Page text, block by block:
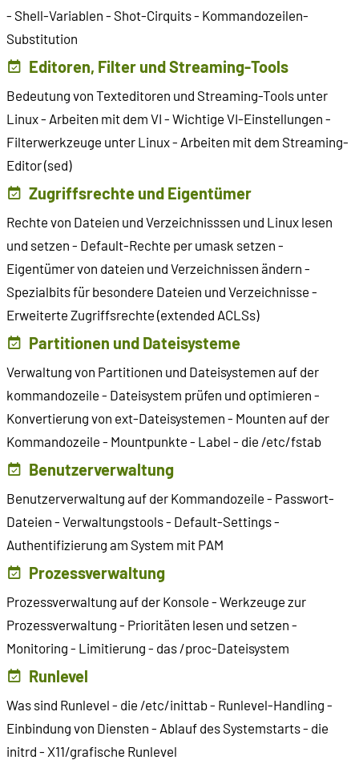
- Shell-Variablen - Shot-Cirquits - Kommandozeilen-
Substitution
Editoren, Filter und Streaming-Tools
Bedeutung von Texteditoren und Streaming-Tools unter
Linux - Arbeiten mit dem VI - Wichtige VI-Einstellungen -
Filterwerkzeuge unter Linux - Arbeiten mit dem Streaming-
Editor (sed)
Zugriffsrechte und Eigentümer
Rechte von Dateien und Verzeichnisssen und Linux lesen
und setzen - Default-Rechte per umask setzen -
Eigentümer von dateien und Verzeichnissen ändern -
Spezialbits für besondere Dateien und Verzeichnisse -
Erweiterte Zugriffsrechte (extended ACLSs)
Partitionen und Dateisysteme
Verwaltung von Partitionen und Dateisystemen auf der
kommandozeile - Dateisystem prüfen und optimieren -
Konvertierung von ext-Dateisystemen - Mounten auf der
Kommandozeile - Mountpunkte - Label - die /etc/fstab
Benutzerverwaltung
Benutzerverwaltung auf der Kommandozeile - Passwort-
Dateien - Verwaltungstools - Default-Settings -
Authentifizierung am System mit PAM
Prozessverwaltung
Prozessverwaltung auf der Konsole - Werkzeuge zur
Prozessverwaltung - Prioritäten lesen und setzen -
Monitoring - Limitierung - das /proc-Dateisystem
Runlevel
Was sind Runlevel - die /etc/inittab - Runlevel-Handling -
Einbindung von Diensten - Ablauf des Systemstarts - die
initrd - X11/grafische Runlevel